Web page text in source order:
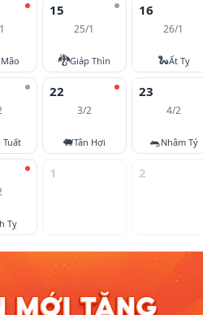
15
25/1
🐉Giáp Thìn
16
26/1
🐍Ất Tỵ
Tuất
22
3/2
🐖Tân Hợi
23
4/2
🐀Nhâm Tý
Tỵ
1 2